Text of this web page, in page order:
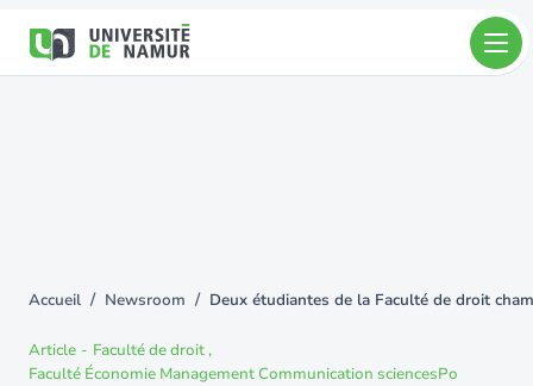
contenu
You
here
Accueil Newsroom Deux étudiantes de la Faculté de droit
Article - Faculté de droit
Faculté Économie Management Communication sciencesPo